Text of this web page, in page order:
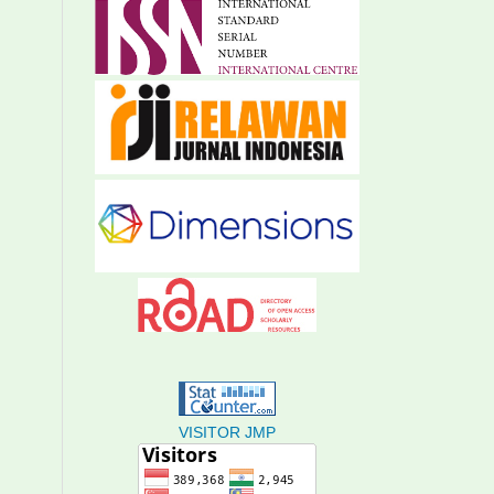
VISITOR JMP